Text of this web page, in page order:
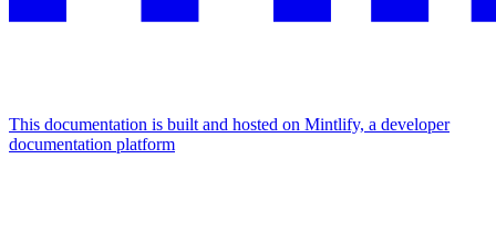
This documentation is built and hosted on Mintlify, a developer
documentation platform